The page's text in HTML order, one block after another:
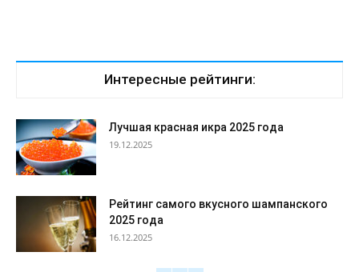
Интересные рейтинги:
Лучшая красная икра 2025 года
19.12.2025
Рейтинг самого вкусного шампанского
2025 года
16.12.2025